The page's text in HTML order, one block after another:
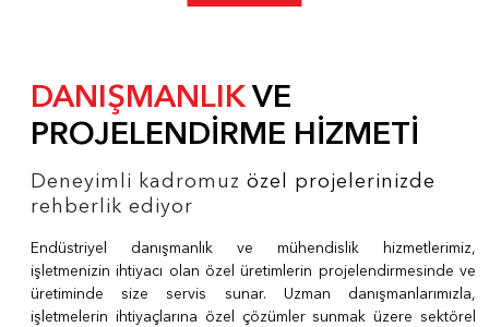
DANIŞMANLIKVE
PROJELENDİRME HİZMETİ
Deneyimli kadromuz özel projelerinizde
rehberlik ediyor
Endüstriyel danışmanlık ve mühendislik hizmetlerimiz,
işletmenizin ihtiyacı olan özel üretimlerin projelendirmesinde ve
üretiminde size servis sunar. Uzman danışmanlarımızla,
işletmelerin ihtiyaçlarına özel çözümler sunmak üzere sektörel